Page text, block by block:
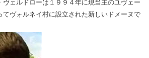
ヴェルドローは１９９４年に現当主のユヴェー
てヴォルネイ村に設立された新しいドメーヌで